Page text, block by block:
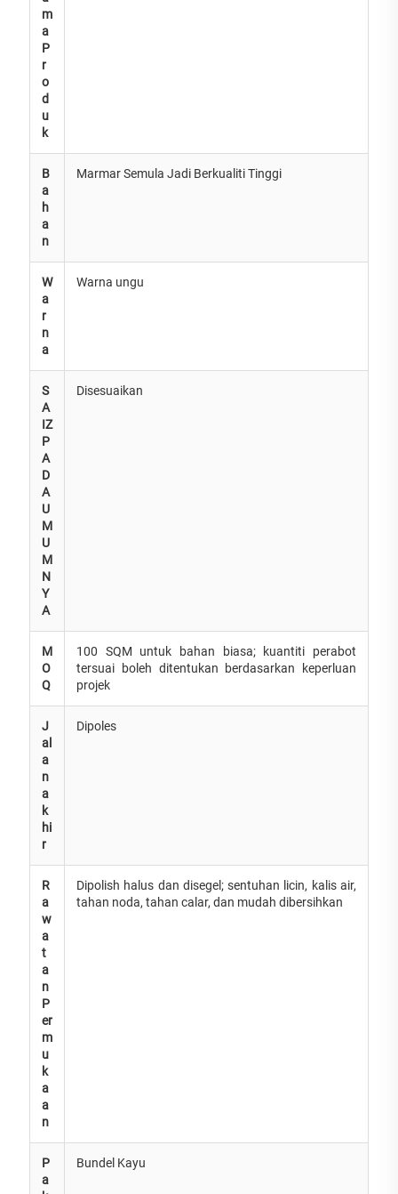
m
a
P
r
o
d
u
k
B
a
h
a
n
Marmar Semula Jadi Berkualiti Tinggi
W
a
r
n
a
Warna ungu
S
A
IZ
P
A
D
A
U
M
U
M
N
Y
A
Disesuaikan
M
O
Q
100 SQM untuk bahan biasa; kuantiti perabot
tersuai boleh ditentukan berdasarkan keperluan
projek
J
al
a
n
a
k
hi
r
Dipoles
R
a
w
a
t
a
n
P
er
m
u
k
a
a
n
Dipolish halus dan disegel; sentuhan licin, kalis air,
tahan noda, tahan calar, dan mudah dibersihkan
P
a
Bundel Kayu